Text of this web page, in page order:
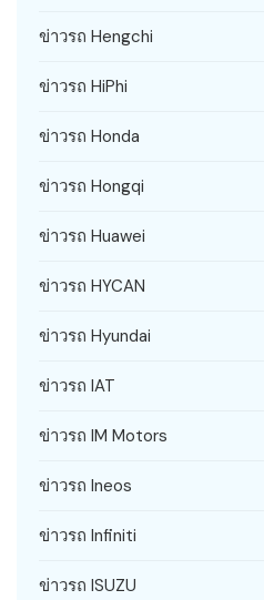
ข่าวรถ Hengchi
ข่าวรถ HiPhi
ข่าวรถ Honda
ข่าวรถ Hongqi
ข่าวรถ Huawei
ข่าวรถ HYCAN
ข่าวรถ Hyundai
ข่าวรถ IAT
ข่าวรถ IM Motors
ข่าวรถ Ineos
ข่าวรถ Infiniti
ข่าวรถ ISUZU